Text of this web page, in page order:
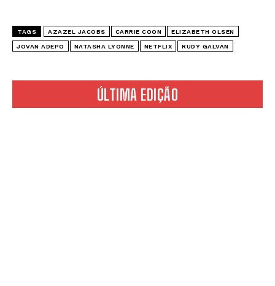
ÚLTIMA EDIÇÃO
TAGS AZAZEL JACOBS CARRIE COON ELIZABETH OLSEN
JOVAN ADEPO NATASHA LYONNE NETFLIX RUDY GALVAN